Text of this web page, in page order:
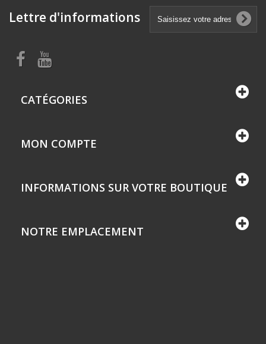
Lettre d'informations
CATÉGORIES
MON COMPTE
INFORMATIONS SUR VOTRE BOUTIQUE
NOTRE EMPLACEMENT